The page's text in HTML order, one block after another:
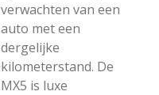
verwachten van een
auto met een
dergelijke
kilometerstand. De
MX5 is luxe